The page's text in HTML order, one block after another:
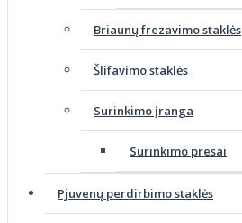
Briaunų frezavimo staklės
Šlifavimo staklės
Surinkimo įranga
Surinkimo presai
Pjuvenų perdirbimo staklės